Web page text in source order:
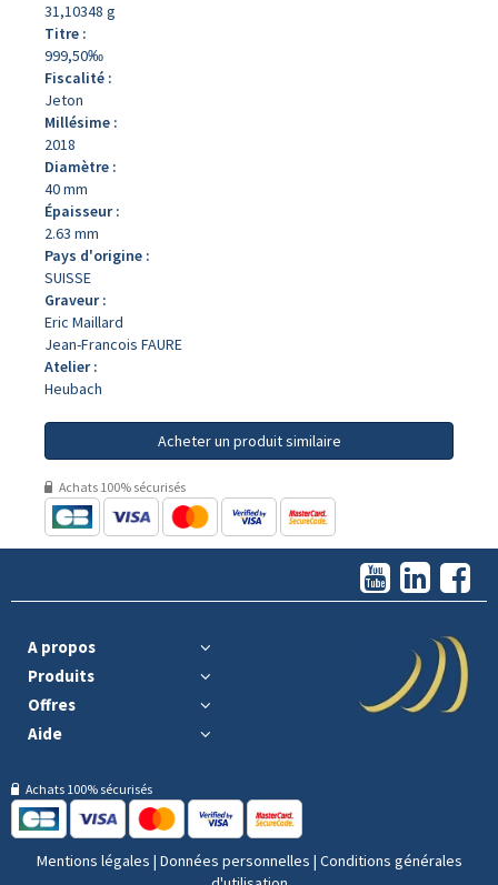
31,10348 g
Titre :
999,50‰
Fiscalité :
Jeton
Millésime :
2018
Diamètre :
40 mm
Épaisseur :
2.63 mm
Pays d'origine :
SUISSE
Graveur :
Eric Maillard
Jean-Francois FAURE
Atelier :
Heubach
Acheter un produit similaire
Achats 100% sécurisés
A propos
Produits
Offres
Aide
Achats 100% sécurisés
Mentions légales | Données personnelles | Conditions générales